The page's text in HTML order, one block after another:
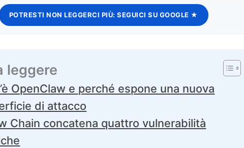
POTRESTI NON LEGGERCI PIÙ: SEGUICI SU GOOGLE ★
leggere
OpenClaw e perché espone una nuova
di attacco
Chain concatena quattro vulnerabilità